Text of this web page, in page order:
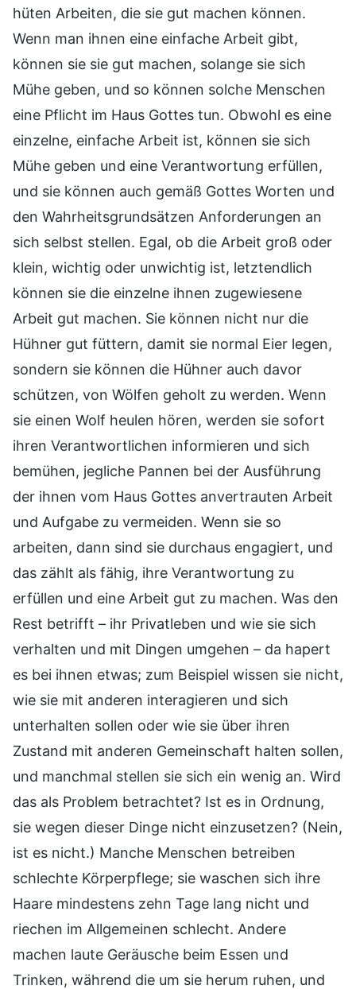
hüten Arbeiten, die sie gut machen können.
Wenn man ihnen eine einfache Arbeit gibt,
können sie sie gut machen, solange sie sich
Mühe geben, und so können solche Menschen
eine Pflicht im Haus Gottes tun. Obwohl es eine
einzelne, einfache Arbeit ist, können sie sich
Mühe geben und eine Verantwortung erfüllen,
und sie können auch gemäß Gottes Worten und
den Wahrheitsgrundsätzen Anforderungen an
sich selbst stellen. Egal, ob die Arbeit groß oder
klein, wichtig oder unwichtig ist, letztendlich
können sie die einzelne ihnen zugewiesene
Arbeit gut machen. Sie können nicht nur die
Hühner gut füttern, damit sie normal Eier legen,
sondern sie können die Hühner auch davor
schützen, von Wölfen geholt zu werden. Wenn
sie einen Wolf heulen hören, werden sie sofort
ihren Verantwortlichen informieren und sich
bemühen, jegliche Pannen bei der Ausführung
der ihnen vom Haus Gottes anvertrauten Arbeit
und Aufgabe zu vermeiden. Wenn sie so
arbeiten, dann sind sie durchaus engagiert, und
das zählt als fähig, ihre Verantwortung zu
erfüllen und eine Arbeit gut zu machen. Was den
Rest betrifft – ihr Privatleben und wie sie sich
verhalten und mit Dingen umgehen – da hapert
es bei ihnen etwas; zum Beispiel wissen sie nicht,
wie sie mit anderen interagieren und sich
unterhalten sollen oder wie sie über ihren
Zustand mit anderen Gemeinschaft halten sollen,
und manchmal stellen sie sich ein wenig an. Wird
das als Problem betrachtet? Ist es in Ordnung,
sie wegen dieser Dinge nicht einzusetzen? (Nein,
ist es nicht.) Manche Menschen betreiben
schlechte Körperpflege; sie waschen sich ihre
Haare mindestens zehn Tage lang nicht und
riechen im Allgemeinen schlecht. Andere
machen laute Geräusche beim Essen und
Trinken, während die um sie herum ruhen, und